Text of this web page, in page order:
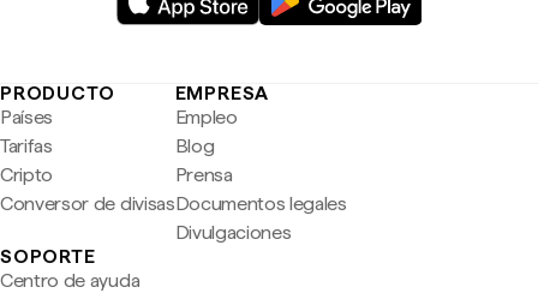
PRODUCTO
Países
Tarifas
Cripto
Conversor de divisas
EMPRESA
Empleo
Blog
Prensa
Documentos legales
Divulgaciones
SOPORTE
Centro de ayuda